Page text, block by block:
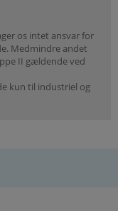
os intet ansvar for
Medmindre andet
II gældende ved
kun til industriel og